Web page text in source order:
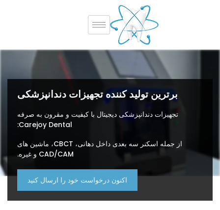
برترین تولید کننده تجهیزات دندانپزشکی
تجهیزات دندانپزشکی دیجیتال با کیفیت و مقرون به صرفه
Carejoy Dental:
از جمله اسکنر سه بعدی داخل دهانی، CBCT، ماشین های
CAD/CAM و غیره.
اکنون درخواست خود را ارسال کنید